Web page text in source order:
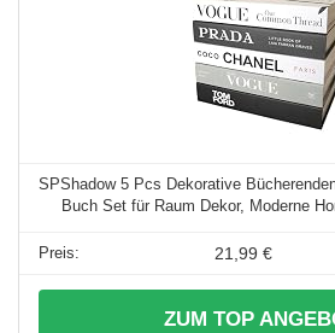
SPShadow 5 Pcs Dekorative
Buch Set für Raum Dekor, Moderne
21,99 €
ZUM TOP